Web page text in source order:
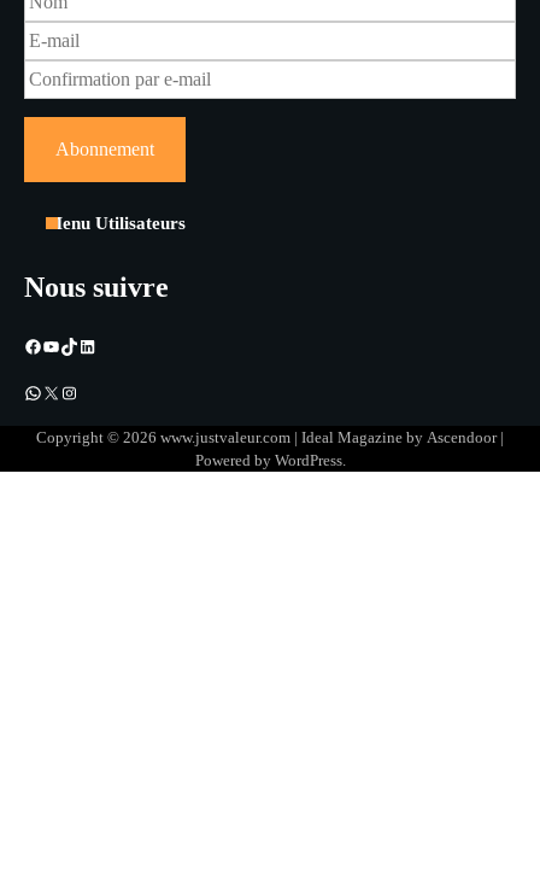
Menu Utilisateurs
Nous suivre
Facebook
YouTube
TikTok
LinkedIn
WhatsApp
X Instagram
Copyright © 2026 www.justvaleur.com | Ideal Magazine by Ascendoor|
Powered by WordPress.